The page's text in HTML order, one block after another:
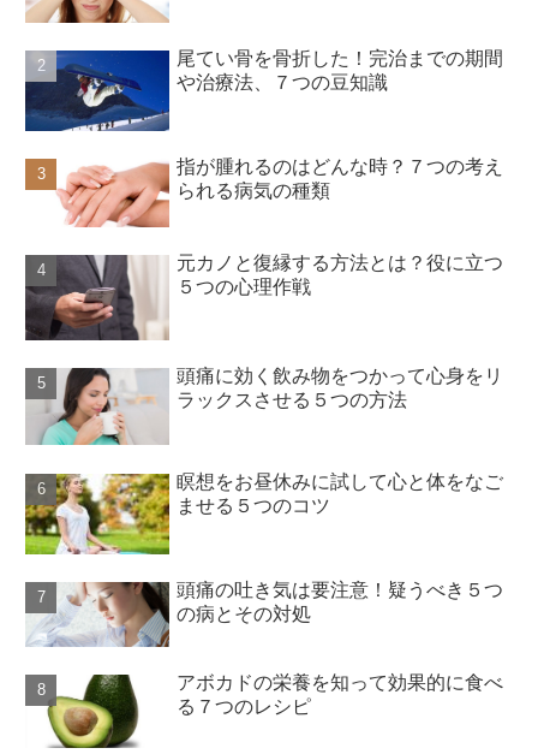
尾てい骨を骨折した！完治までの期間
や治療法、７つの豆知識
指が腫れるのはどんな時？７つの考え
られる病気の種類
元カノと復縁する方法とは？役に立つ
５つの心理作戦
頭痛に効く飲み物をつかって心身をリ
ラックスさせる５つの方法
瞑想をお昼休みに試して心と体をなご
ませる５つのコツ
頭痛の吐き気は要注意！疑うべき５つ
の病とその対処
アボカドの栄養を知って効果的に食べ
る７つのレシピ